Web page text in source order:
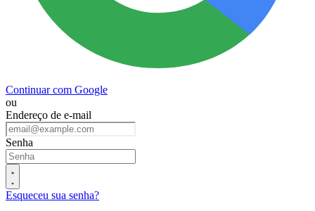
Continuar com Google
ou
Endereço de e-mail
Senha
Esqueceu sua senha?